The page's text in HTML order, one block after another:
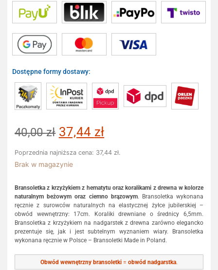
Dostępne formy dostawy:
40,00zł 37,44 zł
Poprzednia najniższa cena: 37,44 zł.
Brak w magazynie
Bransoletka z krzyżykiem z hematytu oraz koralikami z drewna w kolorze
naturalnym beżowym oraz ciemno brązowym. Bransoletka wykonana
ręcznie z surowców naturalnych na elastycznej żyłce jubilerskiej –
obwód wewnętrzny: 17cm. Koraliki drewniane o średnicy 6,5mm.
Bransoletka z krzyżykiem na nadgarstek z drewna zarówno elegancko
prezentuje się, jak i jest subtelnym wyznaniem wiary. Bransoletka
wykonana ręcznie w Polsce – Bransoletki Made in Poland.
Obwód wewnętrzny bransoletki = obwód nadgarstka.